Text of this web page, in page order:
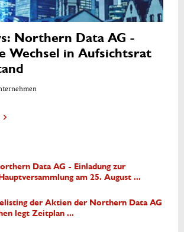
Northern Data AG -
Wechsel in Aufsichtsrat
Data AG - Einladung zur
am 25. August ...
der Aktien der Northern Data AG
legt Zeitplan ...